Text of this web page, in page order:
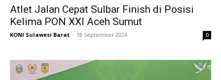
Atlet Jalan Cepat Sulbar Finish di Posisi
Kelima PON XXI Aceh Sumut
KONI Sulawesi Barat - 18 September 2024 0